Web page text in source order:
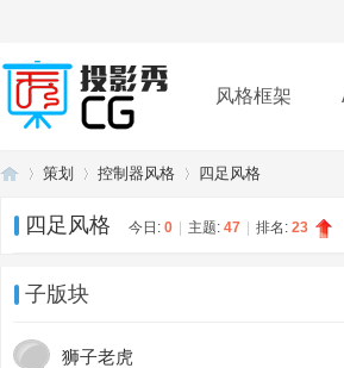
风格框架
插件 帮助 下载
策划 控制器风格 四足风格
四足风格 今日: 0 主题: 47 排名: 23
子版块
狮子老虎